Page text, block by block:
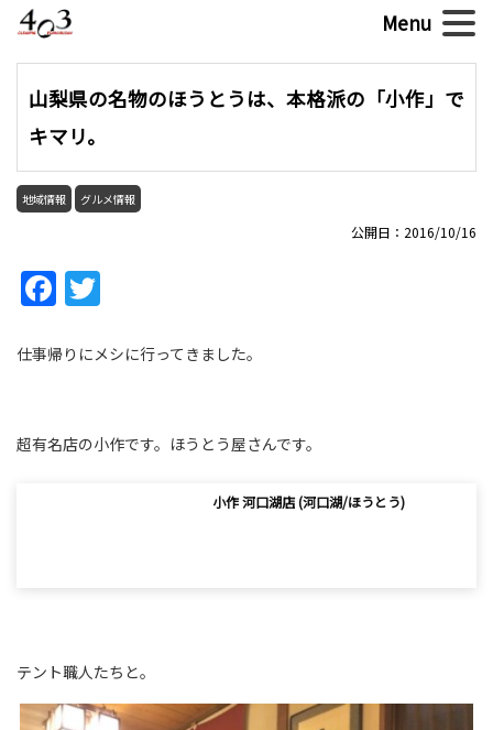
山梨県の名物のほうとうは、本格派の「小作」で
キマリ。
地域情報 グルメ情報
公開日：2016/10/16
Facebook
仕事帰りにメシに行ってきました。
超有名店の小作です。ほうとう屋さんです。
小作 河口湖店 (河口湖/ほうとう)
テント職人たちと。